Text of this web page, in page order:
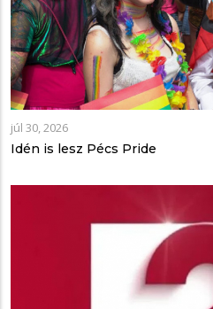
júl 30, 2026
Idén is lesz Pécs Pride